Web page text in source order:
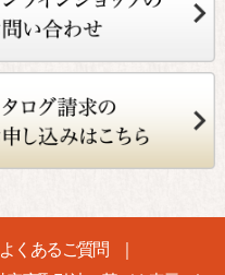
よくあるご質問